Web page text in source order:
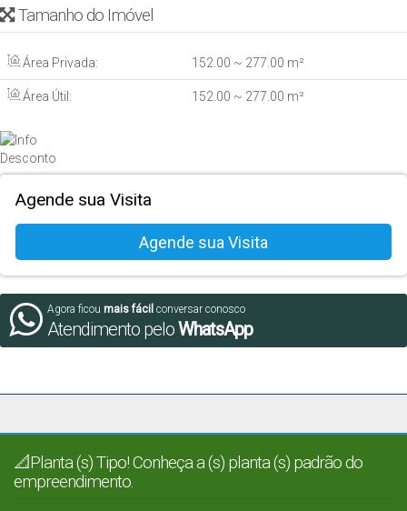
Tamanho do Imóvel
Área Privada: 152.00 ~ 277.00 m²
Área Útil: 152.00 ~ 277.00 m²
Agende sua Visita
Agora ficou mais fácil conversar conosco
Atendimento peloWhatsApp
📐Planta (s) Tipo! Conheça a (s) planta (s) padrão do
empreendimento.